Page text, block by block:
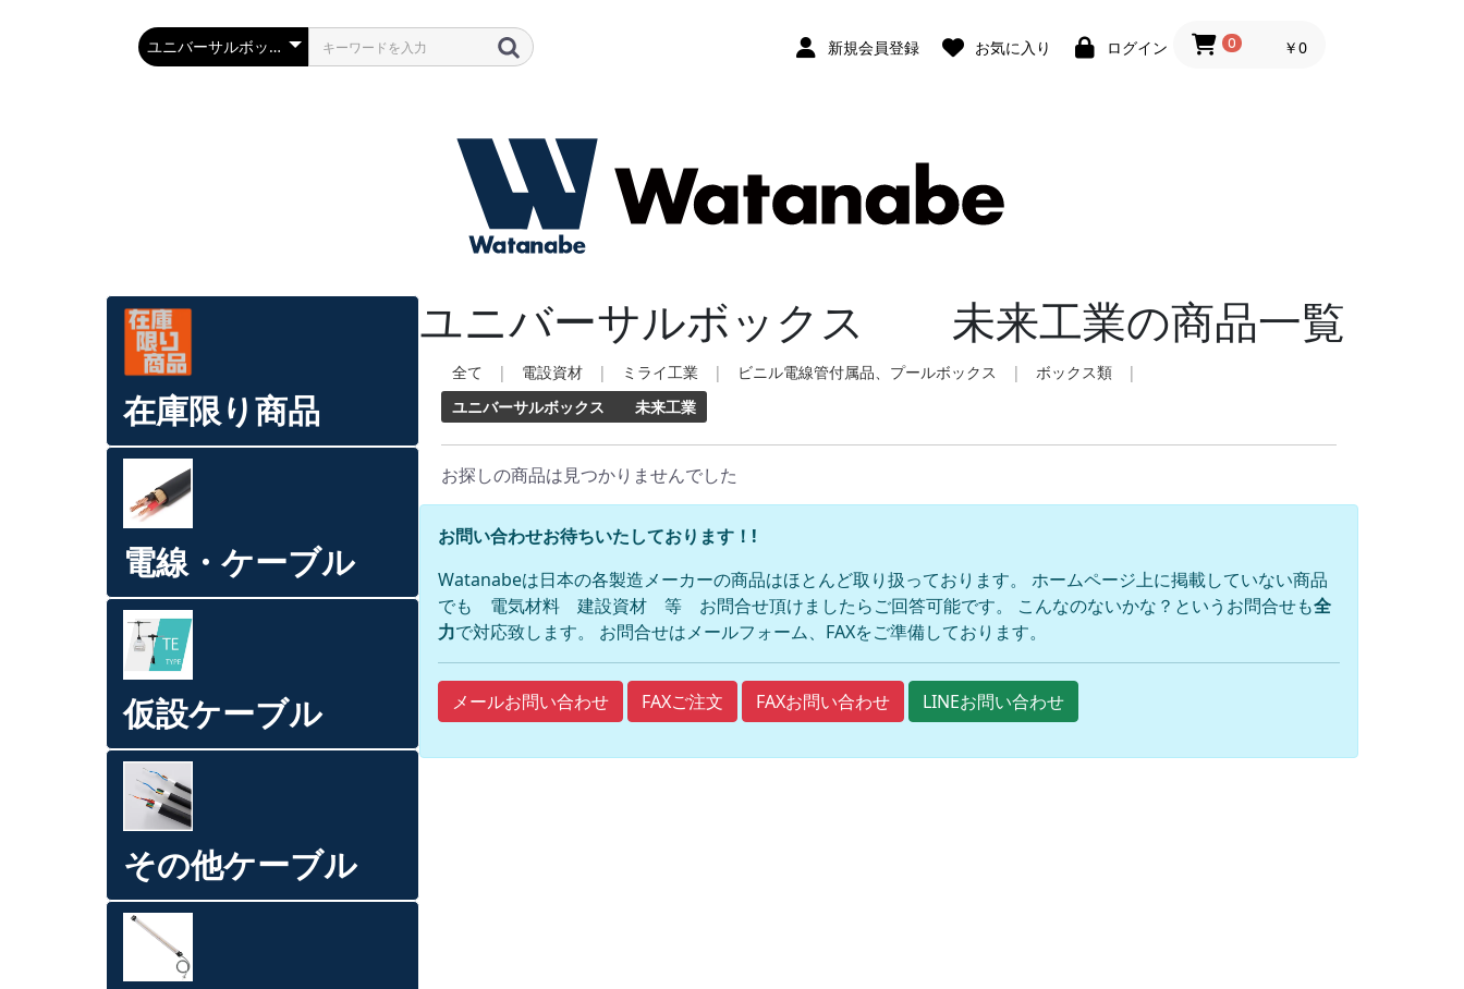
新規会員登録 お気に入り ログイン 0 ￥0
在庫限り商品
電線・ケーブル
仮設ケーブル
その他ケーブル
ユニバーサルボックス 未来工業の商品一覧
全て | 電設資材 | ミライ工業 | ビニル電線管付属品、プールボックス | ボックス類
|
ユニバーサルボックス 未来工業
お探しの商品は見つかりませんでした
お問い合わせお待ちいたしております！!
Watanabeは日本の各製造メーカーの商品はほとんど取り扱っております。 ホームページ上に掲載していない商品
でも 電気材料 建設資材 等 お問合せ頂けましたらご回答可能です。 こんなのないかな？というお問合せも全
力で対応致します。 お問合せはメールフォーム、FAXをご準備しております。
メールお問い合わせ FAXご注文 FAXお問い合わせ LINEお問い合わせ